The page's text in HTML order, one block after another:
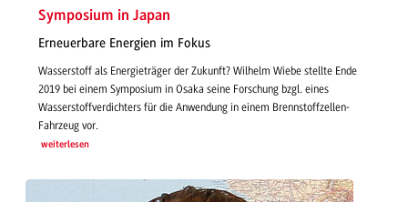
Symposium in Japan
Erneuerbare Energien im Fokus
Wasserstoff als Energieträger der Zukunft? Wilhelm Wiebe stellte Ende
2019 bei einem Symposium in Osaka seine Forschung bzgl. eines
Wasserstoffverdichters für die Anwendung in einem Brennstoffzellen-
Fahrzeug vor.
weiterlesen